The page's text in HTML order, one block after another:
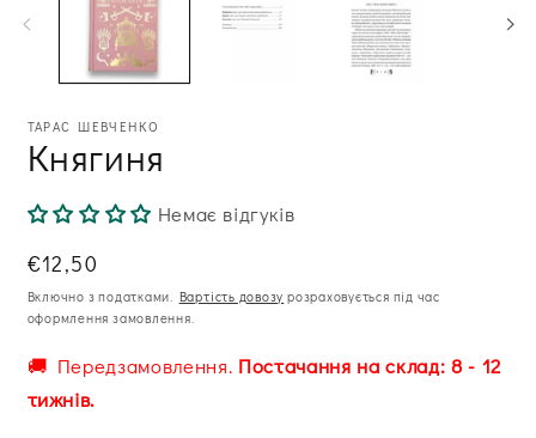
ТАРАС ШЕВЧЕНКО
Княгиня
Немає відгуків
Звична
ціна
€12,50
Включно з податками. Вартість довозу розраховується під час
оформлення замовлення.
🚚 Передзамовлення. Постачання на склад: 8 - 12
тижнів.